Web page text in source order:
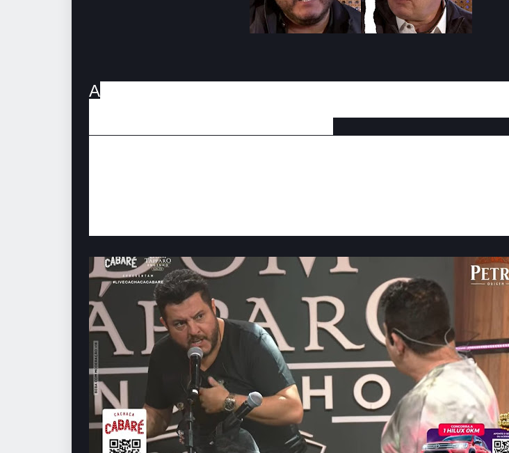
Após se desentenderam durante uma live sertaneja